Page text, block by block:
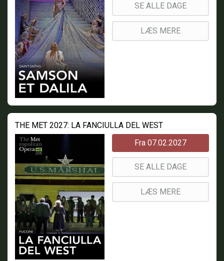
SE ALLE DAGE
LÆS MERE
THE MET 2027: LA FANCIULLA DEL WEST
Fra 07.02.2027
SE ALLE DAGE
LÆS MERE